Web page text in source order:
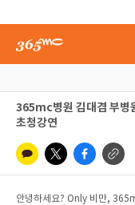
365mc병원 김대겸 부병
초청강연
안녕하세요? Only 비만,